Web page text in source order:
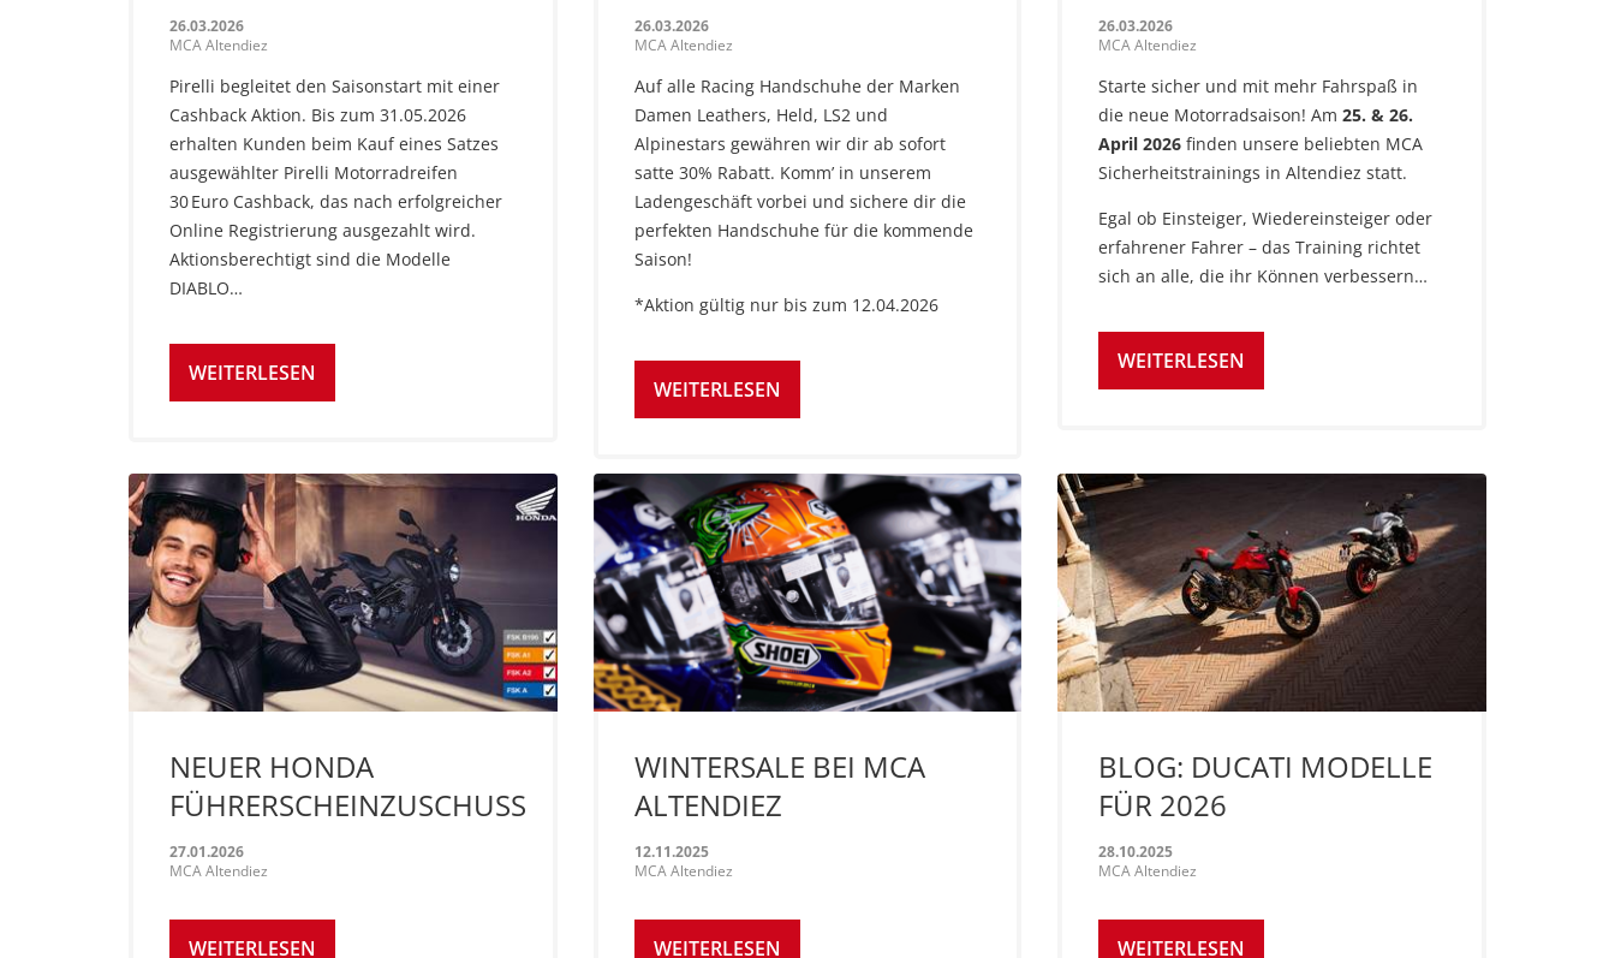
26.03.2026
MCA Altendiez
Pirelli begleitet den Saisonstart mit einer
Cashback Aktion. Bis zum 31.05.2026
erhalten Kunden beim Kauf eines Satzes
ausgewählter Pirelli Motorradreifen
30 Euro Cashback, das nach erfolgreicher
Online Registrierung ausgezahlt wird.
Aktionsberechtigt sind die Modelle
DIABLO…
WEITERLESEN
26.03.2026
MCA Altendiez
Auf alle Racing Handschuhe der Marken
Damen Leathers, Held, LS2 und
Alpinestars gewähren wir dir ab sofort
satte 30% Rabatt. Komm’ in unserem
Ladengeschäft vorbei und sichere dir die
perfekten Handschuhe für die kommende
Saison!
*Aktion gültig nur bis zum 12.04.2026
WEITERLESEN
26.03.2026
MCA Altendiez
Starte sicher und mit mehr Fahrspaß in
die neue Motorradsaison! Am25. & 26.
April 2026 finden unsere beliebten MCA
Sicherheitstrainings in Altendiez statt.
Egal ob Einsteiger, Wiedereinsteiger oder
erfahrener Fahrer – das Training richtet
sich an alle, die ihr Können verbessern…
WEITERLESEN
NEUER HONDA
FÜHRERSCHEINZUSCHUSS
27.01.2026
MCA Altendiez
WEITERLESEN
WINTERSALE BEI MCA
ALTENDIEZ
12.11.2025
MCA Altendiez
WEITERLESEN
BLOG: DUCATI MODELLE
FÜR 2026
28.10.2025
MCA Altendiez
WEITERLESEN